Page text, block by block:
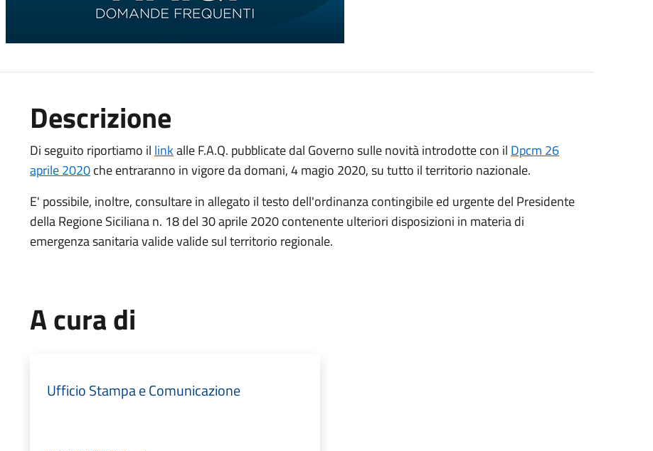
Descrizione
Di seguito riportiamo il linkalle F.A.Q. pubblicate dal Governo sulle novità introdotte con il Dpcm 26
aprile 2020che entraranno in vigore da domani, 4 magio 2020, su tutto il territorio nazionale.
E' possibile, inoltre, consultare in allegato il testo dell'ordinanza contingibile ed urgente del Presidente
della Regione Siciliana n. 18 del 30 aprile 2020 contenente ulteriori disposizioni in materia di
emergenza sanitaria valide valide sul territorio regionale.
A cura di
Ufficio Stampa e Comunicazione